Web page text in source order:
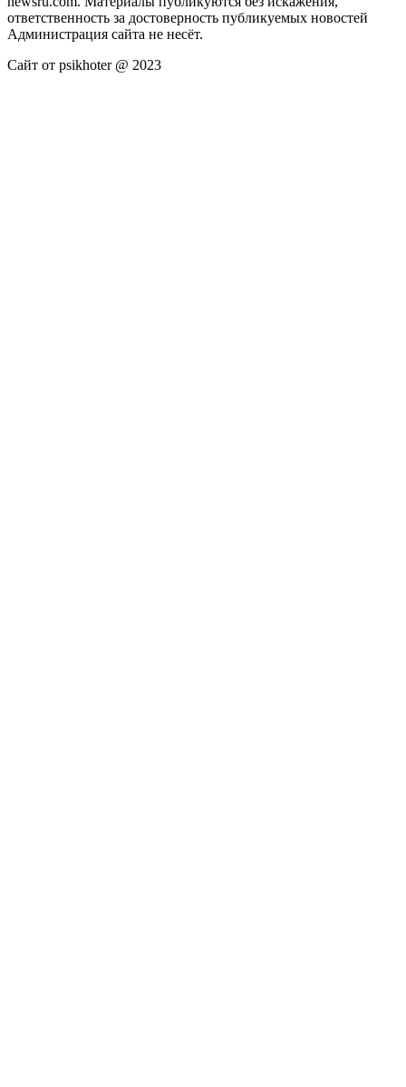
ответственность за достоверность публикуемых новостей
Администрация сайта не несёт.
Сайт от psikhoter @ 2023